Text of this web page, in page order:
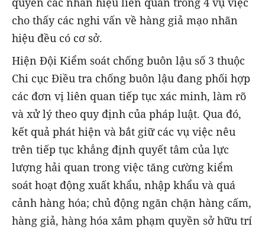
cho thấy các nghi vấn về hàng giả mạo nhãn
hiệu đều có cơ sở.
Hiện Đội Kiểm soát chống buôn lậu số 3 thuộc
Chi cục Điều tra chống buôn lậu đang phối hợp
các đơn vị liên quan tiếp tục xác minh, làm rõ
và xử lý theo quy định của pháp luật. Qua đó,
kết quả phát hiện và bắt giữ các vụ việc nêu
trên tiếp tục khẳng định quyết tâm của lực
lượng hải quan trong việc tăng cường kiểm
soát hoạt động xuất khẩu, nhập khẩu và quá
cảnh hàng hóa; chủ động ngăn chặn hàng cấm,
hàng giả, hàng hóa xâm phạm quyền sở hữu trí